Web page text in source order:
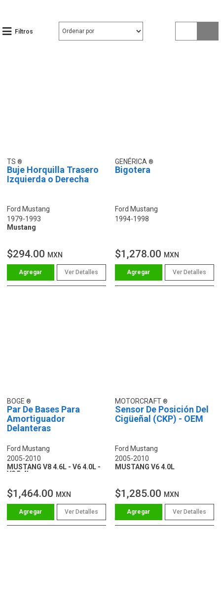
Filtros
TS
Buje Horquilla Trasero
Izquierda o Derecha
Ford Mustang
1979-1993
Mustang
$294.00 MXN
Ver Detalles
GENÉRICA
Bigotera
Ford Mustang
1994-1998
$1,278.00 MXN
Ver Detalles
BOGE
Par De Bases Para
Amortiguador
Delanteras
Ford Mustang
2005-2010
MUSTANG V8 4.6L - V6 4.0L -
V8 5.4L
$1,464.00 MXN
Ver Detalles
MOTORCRAFT
Sensor De Posición Del
Cigüeñal (CKP) - OEM
Ford Mustang
2005-2010
MUSTANG V6 4.0L
$1,285.00 MXN
Ver Detalles